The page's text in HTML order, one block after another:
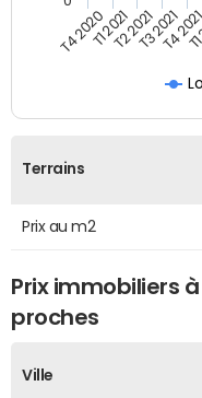
T4 2020T1 2021T2 2021T3 2021
T4
Terrains
Prix au m2
Prix immobiliers
proches
Ville